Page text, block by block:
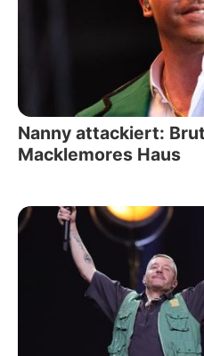
Nanny attackiert:
Macklemores Haus